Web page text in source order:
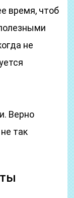
время, чтоб
не
Верно
так